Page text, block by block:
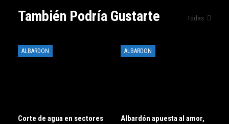
Todas
También Podría Gustarte
ALBARDON
Corte de agua en sectores
ALBARDON
Albardón apuesta al amor,